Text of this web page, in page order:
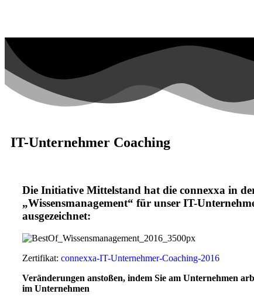
IT-Unternehmer Coaching
Die Initiative Mittelstand hat die connexxa in
„Wissensmanagement“ für unser IT-
ausgezeichnet:
Zertifikat: connexxa-IT-Unternehmer-Coaching-2016
Veränderungen anstoßen, indem Sie am Unternehmen
im Unternehmen